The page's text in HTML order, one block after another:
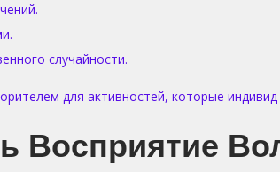
случайности.
для активностей, которые
Восприятие